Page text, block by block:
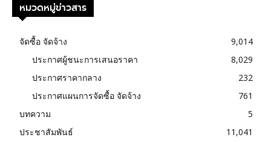
หมวดหมู่ข่าวสาร
จัดซื้อ จัดจ้าง
9,014
ประกาศผู้ชนะการเสนอราคา
8,029
ประกาศราคากลาง
232
ประกาศแผนการจัดซื้อ จัดจ้าง
761
บทความ
5
ประชาสัมพันธ์
11,041